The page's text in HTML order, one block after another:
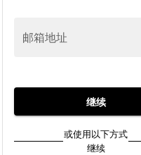
邮箱地址
继续
或使用以下方式
继续